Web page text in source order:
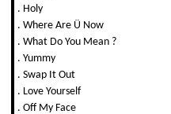
. Holy
. Where Are Ü Now
. What Do You Mean ?
. Yummy
. Swap It Out
. Love Yourself
. Off My Face